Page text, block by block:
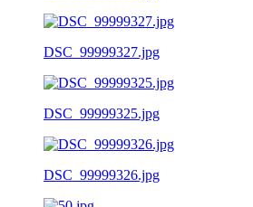
DSC_99999327.jpg
DSC_99999325.jpg
DSC_99999326.jpg